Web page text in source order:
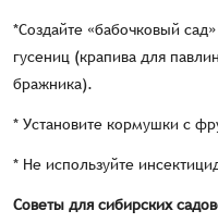
*Создайте «бабочковый
гусениц (крапива для
бражника).
* Установите кормушки с
* Не используйте
Советы для сибирских